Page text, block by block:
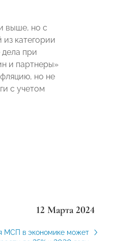
выше, но с
категории
при
и партнеры»
но не
с учетом
12 Марта 2024
МСП в экономике может